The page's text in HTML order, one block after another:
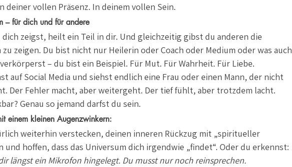
deiner vollen Präsenz. In deinem vollen Sein.
– für dich und für andere
dich zeigst, heilt ein Teil in dir. Und gleichzeitig gibst du anderen die
zu zeigen. Du bist nicht nur Heilerin oder Coach oder Medium oder was auch
– du bist ein Beispiel. Für Mut. Für Wahrheit. Für Liebe.
auf Social Media und siehst endlich eine Frau oder einen Mann, der nicht
Der Fehler macht, aber weitergeht. Der tief fühlt, aber trotzdem lacht.
Genau so jemand darfst du sein.
einem kleinen Augenzwinkern:
weiterhin verstecken, deinen inneren Rückzug mit „spiritueller
und hoffen, dass das Universum dich irgendwie „findet“. Oder du erkennst:
längst ein Mikrofon hingelegt. Du musst nur noch reinsprechen.